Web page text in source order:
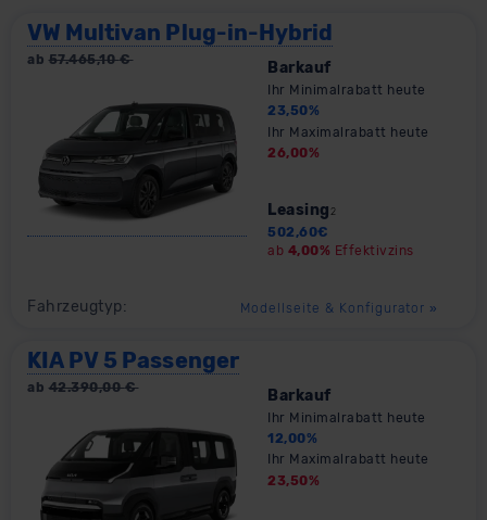
VW Multivan Plug-in-Hybrid
ab 57.465,10€ Barkauf
Ihr Minimalrabatt heute
23,50%
Ihr Maximalrabatt heute
26,00%
Leasing 2
502,60€
ab 4,00% Effektivzins
Fahrzeugtyp: Modellseite & Konfigurator »
KIA PV 5 Passenger
ab 42.390,00€ Barkauf
Ihr Minimalrabatt heute
12,00%
Ihr Maximalrabatt heute
23,50%